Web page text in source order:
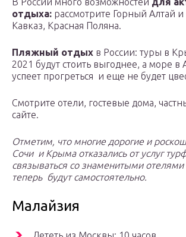
отдыха: рассмотрите Горный Алтай
Кавказ, Красная Поляна.
Пляжный отдых в России: туры в
2021 будут стоить выгоднее, а море в
успеет прогреться и еще не будет
Смотрите отели, гостевые дома,
сайте.
Отметим, что многие дорогие и
Сочи и Крыма отказались от услуг
связываться со знаменитыми отелями
теперь будут самостоятельно.
Малайзия